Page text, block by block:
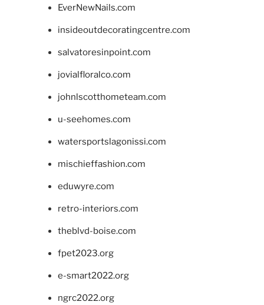
EverNewNails.com
insideoutdecoratingcentre.com
salvatoresinpoint.com
jovialfloralco.com
johnlscotthometeam.com
u-seehomes.com
watersportslagonissi.com
mischieffashion.com
eduwyre.com
retro-interiors.com
theblvd-boise.com
fpet2023.org
e-smart2022.org
ngrc2022.org